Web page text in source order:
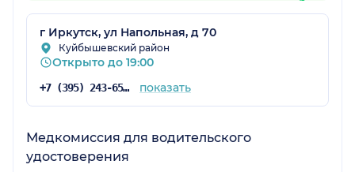
г Иркутск, ул Напольная, д 70
Куйбышевский район
Открыто до 19:00
+7 (395) 243-65-88 показать
Медкомиссия для водительского
удостоверения